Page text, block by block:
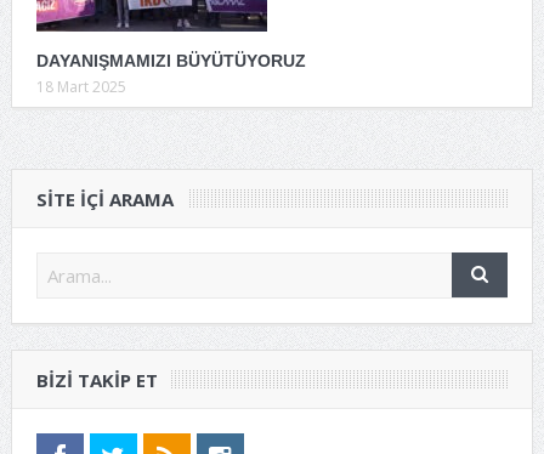
DAYANIŞMAMIZI BÜYÜTÜYORUZ
18 Mart 2025
SITE IÇI ARAMA
BIZI TAKIP ET